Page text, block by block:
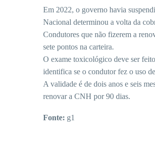
Em 2022, o governo havia
Nacional determinou a volta da
Condutores que não fizerem a
sete pontos na carteira.
O exame toxicológico deve ser
identifica se o condutor fez o uso
A validade é de dois anos e seis
renovar a CNH por 90 dias.
Fonte: g1